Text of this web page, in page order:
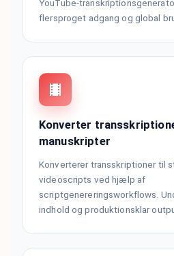
YouTube-
flersproget adgang og global
Konverter
manuskripter
Konverterer transskriptioner til
videoscripts ved hjælp af
scriptgenereringsworkflows.
indhold og produktionsklar